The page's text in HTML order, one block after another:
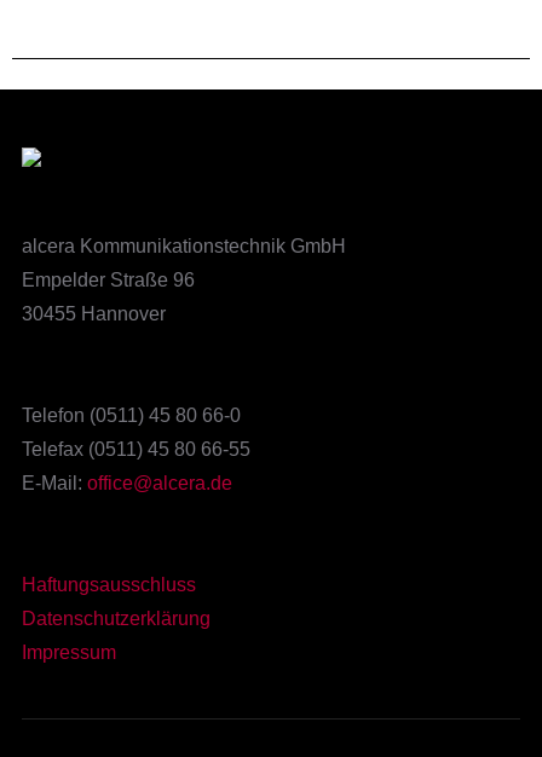
alcera Kommunikationstechnik GmbH
Empelder Straße 96
30455 Hannover
Telefon (0511) 45 80 66-0
Telefax (0511) 45 80 66-55
E-Mail: office@alcera.de
Haftungsausschluss
Datenschutzerklärung
Impressum